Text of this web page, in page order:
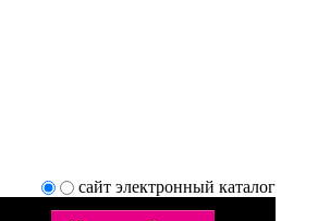
сайт электронный каталог